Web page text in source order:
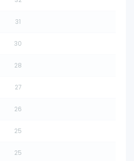
31
30
28
27
26
25
25